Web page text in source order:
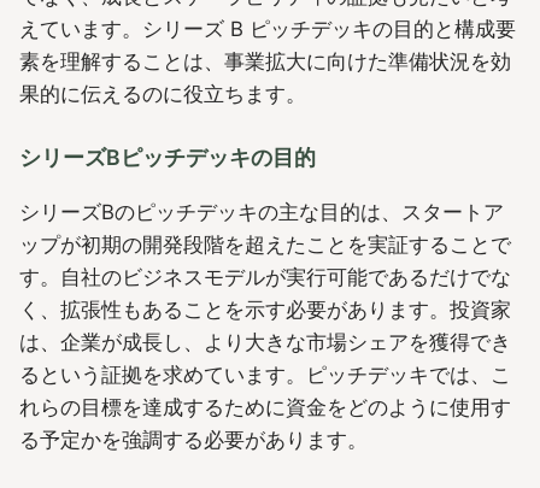
えています。シリーズ B ピッチデッキの目的と構成要
素を理解することは、事業拡大に向けた準備状況を効
果的に伝えるのに役立ちます。
シリーズBピッチデッキの目的
シリーズBのピッチデッキの主な目的は、スタートア
ップが初期の開発段階を超えたことを実証することで
す。自社のビジネスモデルが実行可能であるだけでな
く、拡張性もあることを示す必要があります。投資家
は、企業が成長し、より大きな市場シェアを獲得でき
るという証拠を求めています。ピッチデッキでは、こ
れらの目標を達成するために資金をどのように使用す
る予定かを強調する必要があります。